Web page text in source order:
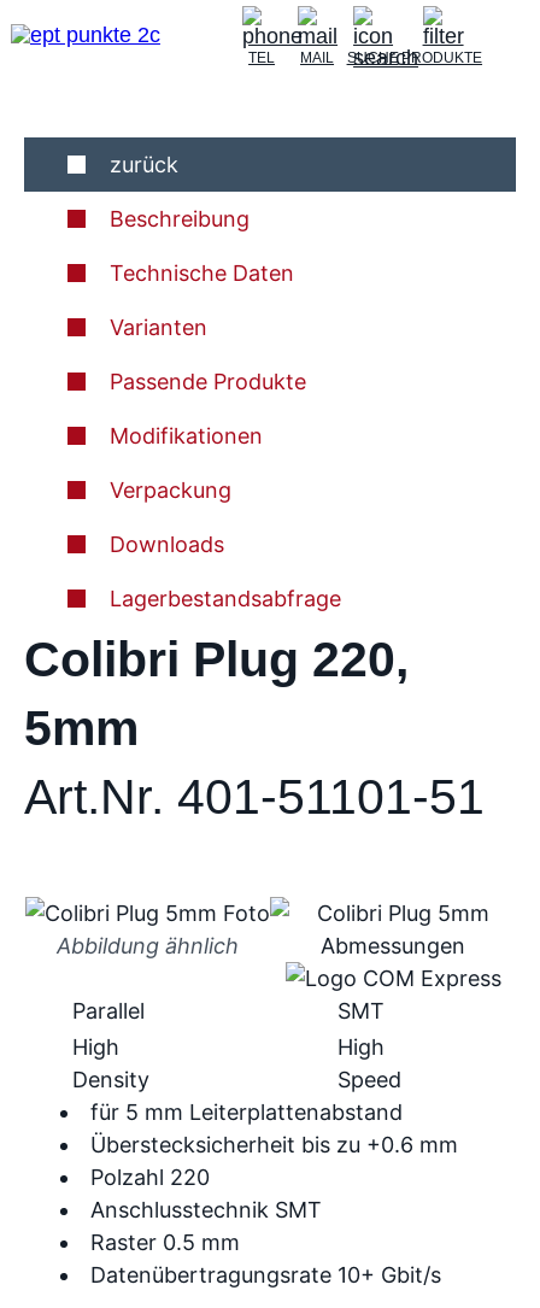
TEL MAIL SUCHEPRODUKTE
zurück
Beschreibung
Technische Daten
Varianten
Passende Produkte
Modifikationen
Verpackung
Downloads
Lagerbestandsabfrage
Colibri Plug 220,
5mm
Art.Nr. 401-51101-51
Abbildung ähnlich
für 5 mm Leiterplattenabstand
Überstecksicherheit bis zu +0.6 mm
Polzahl 220
Anschlusstechnik SMT
Raster 0.5 mm
Datenübertragungsrate 10+ Gbit/s
Parallel
SMT
High
Density
High
Speed